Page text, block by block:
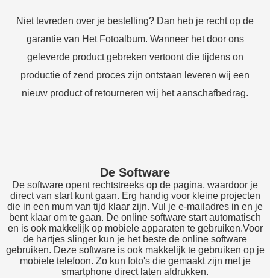
Niet tevreden over je bestelling? Dan heb je recht op de
garantie van Het Fotoalbum. Wanneer het door ons
geleverde product gebreken vertoont die tijdens on
productie of zend proces zijn ontstaan leveren wij een
nieuw product of retourneren wij het aanschafbedrag.
De Software
De software opent rechtstreeks op de pagina, waardoor je
direct van start kunt gaan. Erg handig voor kleine projecten
die in een mum van tijd klaar zijn. Vul je e-mailadres in en je
bent klaar om te gaan. De online software start automatisch
en is ook makkelijk op mobiele apparaten te gebruiken.Voor
de hartjes slinger kun je het beste de online software
gebruiken. Deze software is ook makkelijk te gebruiken op je
mobiele telefoon. Zo kun foto's die gemaakt zijn met je
smartphone direct laten afdrukken.